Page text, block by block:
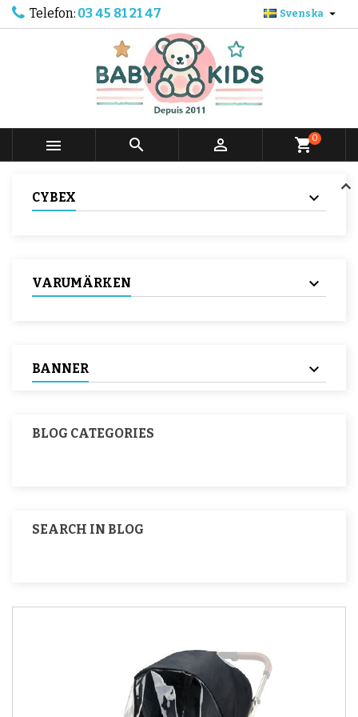
Telefon: 03 45 81 21 47 Svenska 
   shopping_cart0
CYBEX
VARUMÄRKEN
BANNER
BLOG CATEGORIES
SEARCH IN BLOG